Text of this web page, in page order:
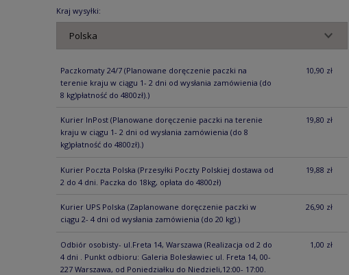
Kraj wysyłki:
Paczkomaty 24/7 (Planowane doręczenie paczki na
terenie kraju w ciągu 1- 2 dni od wysłania zamówienia (do
8 kg)płatność do 4800zł).)
10,90 zł
Kurier InPost (Planowane doręczenie paczki na terenie
kraju w ciągu 1- 2 dni od wysłania zamówienia (do 8
kg)płatność do 4800zł).)
19,80 zł
Kurier Poczta Polska (Przesyłki Poczty Polskiej dostawa od
2 do 4 dni. Paczka do 18kg, opłata do 4800zł)
19,88 zł
Kurier UPS Polska (Zaplanowane doręczenie paczki w
ciągu 2- 4 dni od wysłania zamówienia (do 20 kg).)
26,90 zł
Odbiór osobisty- ul.Freta 14, Warszawa (Realizacja od 2 do
4 dni . Punkt odbioru: Galeria Bolesławiec ul. Freta 14, 00-
227 Warszawa, od Poniedziałku do Niedzieli,12:00- 17:00.
1,00 zł